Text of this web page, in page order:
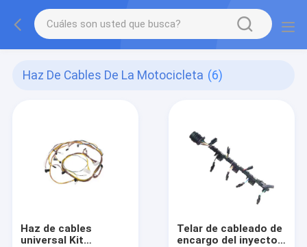
Haz De Cables De La Motocicleta (6)
Haz de cables
universal Kit
Telar de cableado de
encargo del inyector